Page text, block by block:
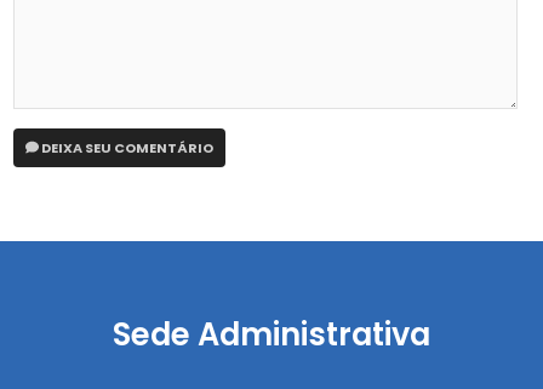
DEIXA SEU COMENTÁRIO
Sede Administrativa